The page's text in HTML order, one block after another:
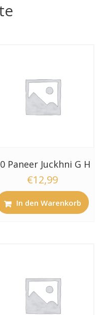
Paneer Juckhni G H
€12,99
In den Warenkorb